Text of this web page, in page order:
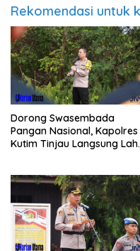
Rekomendasi untuk
Dorong Swasembada
Pangan Nasional, Kapolres
Kutim Tinjau Langsung